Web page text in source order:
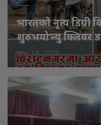
भारतको नृत्य डिग्री
शुरुभयाे‘न्यु क्लियर
Sep 19, 2018